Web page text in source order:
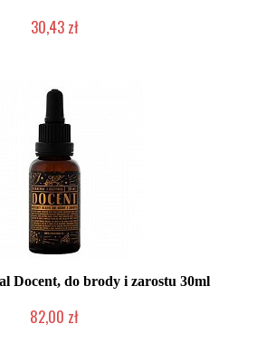
30,43 zł
Docent, do brody i zarostu 30ml
82,00 zł